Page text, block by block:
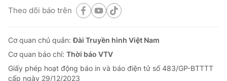
Theo dõi báo trên
Cơ quan chủ quản:Đài Truyền hình Việt Nam
Cơ quan báo chí: Thời báo VTV
Giấy phép hoạt động báo in và báo điện tử số 483/GP-BTTTT
cấp ngày 29/12/2023